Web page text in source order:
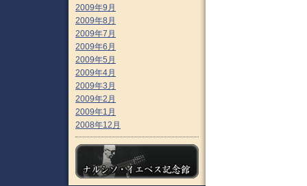
2009年9月
2009年8月
2009年7月
2009年6月
2009年5月
2009年4月
2009年3月
2009年2月
2009年1月
2008年12月